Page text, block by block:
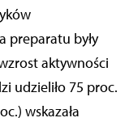
preparatu były
aktywności
udzieliło 75 proc.
wskazała